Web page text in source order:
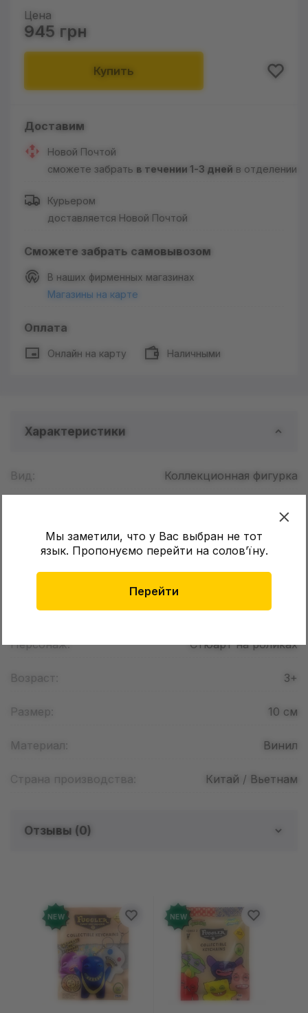
Мы заметили, что у Вас выбран не тот
язык. Пропонуємо перейти на соловʼїну.
Перейти
Цена
945 грн
Купить
Доставим
Новой Почтой
сможете забрать в течении 1-3 дней в отделении
Курьером
доставляется Новой Почтой
Сможете забрать самовывозом
В наших фирменных магазинах
Магазины на карте
Оплата
Онлайн на карту Наличными
Характеристики
Вид: Коллекционная фигурка
Funko
Страна регистрации бренда:
Серия: POP! Movies
Вселенная: Minions
Персонаж: Стюарт на роликах
Возраст: 3+
Размер: 10 см
Материал: Винил
Страна производства: Китай / Вьетнам
Отзывы (0)
Добавьте отзыв и получите 50 грн на свой
счет
Оставить отзыв
NEW NEW